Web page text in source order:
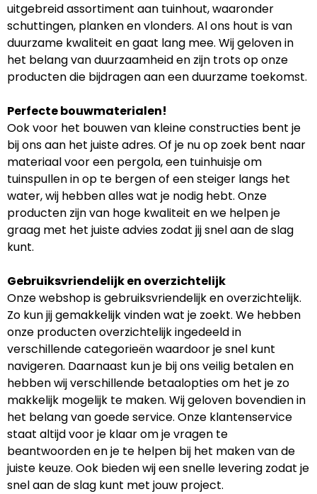
uitgebreid assortiment aan tuinhout, waaronder
schuttingen, planken en vlonders. Al ons hout is van
duurzame kwaliteit en gaat lang mee. Wij geloven in
het belang van duurzaamheid en zijn trots op onze
producten die bijdragen aan een duurzame toekomst.
Perfecte bouwmaterialen!
Ook voor het bouwen van kleine constructies bent je
bij ons aan het juiste adres. Of je nu op zoek bent naar
materiaal voor een pergola, een tuinhuisje om
tuinspullen in op te bergen of een steiger langs het
water, wij hebben alles wat je nodig hebt. Onze
producten zijn van hoge kwaliteit en we helpen je
graag met het juiste advies zodat jij snel aan de slag
kunt.
Gebruiksvriendelijk en overzichtelijk
Onze webshop is gebruiksvriendelijk en overzichtelijk.
Zo kun jij gemakkelijk vinden wat je zoekt. We hebben
onze producten overzichtelijk ingedeeld in
verschillende categorieën waardoor je snel kunt
navigeren. Daarnaast kun je bij ons veilig betalen en
hebben wij verschillende betaalopties om het je zo
makkelijk mogelijk te maken. Wij geloven bovendien in
het belang van goede service. Onze klantenservice
staat altijd voor je klaar om je vragen te
beantwoorden en je te helpen bij het maken van de
juiste keuze. Ook bieden wij een snelle levering zodat je
snel aan de slag kunt met jouw project.